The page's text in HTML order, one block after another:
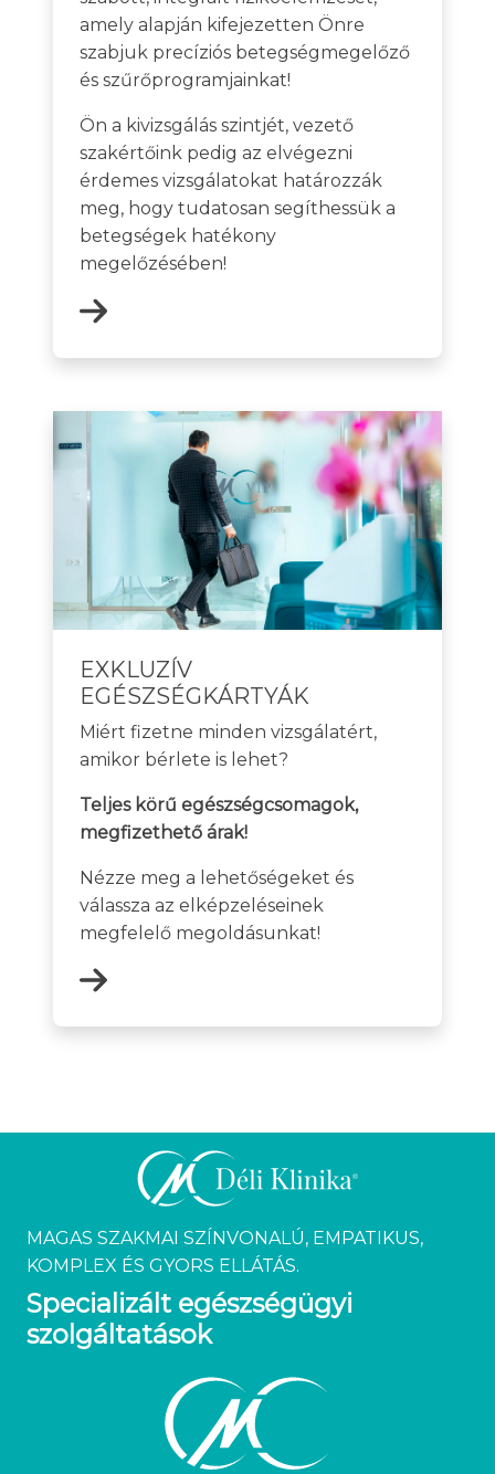
amely alapján kifejezetten Önre
szabjuk precíziós betegségmegelőző
és szűrőprogramjainkat!
Ön a kivizsgálás szintjét, vezető
szakértőink pedig az elvégezni
érdemes vizsgálatokat határozzák
meg, hogy tudatosan segíthessük a
betegségek hatékony
megelőzésében!
EXKLUZÍV
EGÉSZSÉGKÁRTYÁK
Miért fizetne minden vizsgálatért,
amikor bérlete is lehet?
Teljes körű egészségcsomagok,
megfizethető árak!
Nézze meg a lehetőségeket és
válassza az elképzeléseinek
megfelelő megoldásunkat!
MAGAS SZAKMAI SZÍNVONALÚ, EMPATIKUS,
KOMPLEX ÉS GYORS ELLÁTÁS.
Specializált egészségügyi
szolgáltatások